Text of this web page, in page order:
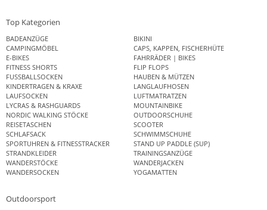
Top Kategorien
BADEANZÜGE
BIKINI
CAMPINGMÖBEL
CAPS, KAPPEN, FISCHERHÜTE
E-BIKES
FAHRRÄDER | BIKES
FITNESS SHORTS
FLIP FLOPS
FUSSBALLSOCKEN
HAUBEN & MÜTZEN
KINDERTRAGEN & KRAXE
LANGLAUFHOSEN
LAUFSOCKEN
LUFTMATRATZEN
LYCRAS & RASHGUARDS
MOUNTAINBIKE
NORDIC WALKING STÖCKE
OUTDOORSCHUHE
REISETASCHEN
SCOOTER
SCHLAFSACK
SCHWIMMSCHUHE
SPORTUHREN & FITNESSTRACKER
STAND UP PADDLE (SUP)
STRANDKLEIDER
TRAININGSANZÜGE
WANDERSTÖCKE
WANDERJACKEN
WANDERSOCKEN
YOGAMATTEN
Outdoorsport